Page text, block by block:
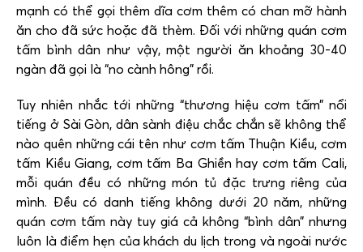
mạnh có thể gọi thêm dĩa cơm thêm có chan mỡ hành
ăn cho đã sức hoặc đã thèm. Đối với những quán cơm
tấm bình dân như vậy, một người ăn khoảng 30-40
ngàn đã gọi là “no cành hông” rồi.
Tuy nhiên nhắc tới những “thương hiệu cơm tấm” nổi
tiếng ở Sài Gòn, dân sành điệu chắc chắn sẽ không thể
nào quên những cái tên như cơm tấm Thuận Kiều, cơm
tấm Kiều Giang, cơm tấm Ba Ghiền hay cơm tấm Cali,
mỗi quán đều có những món tủ đặc trưng riêng của
mình. Đều có danh tiếng không dưới 20 năm, những
quán cơm tấm này tuy giá cả không “bình dân” nhưng
luôn là điểm hẹn của khách du lịch trong và ngoài nước